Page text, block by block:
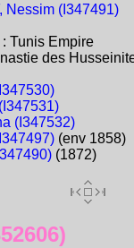
Nessim (I347491)
Tunis Empire
des
(I347532)
(env 1858)
(1872)